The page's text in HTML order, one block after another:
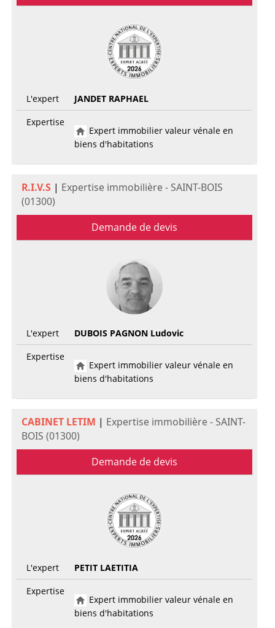
L'expert
JANDET RAPHAEL
Expertise
Expert immobilier valeur vénale en
biens d'habitations
R.I.V.S | Expertise immobilière - SAINT-BOIS
(01300)
Demande de devis
L'expert
DUBOIS PAGNON Ludovic
Expertise
Expert immobilier valeur vénale en
biens d'habitations
CABINET LETIM | Expertise immobilière - SAINT-
BOIS (01300)
Demande de devis
L'expert
PETIT LAETITIA
Expertise
Expert immobilier valeur vénale en
biens d'habitations